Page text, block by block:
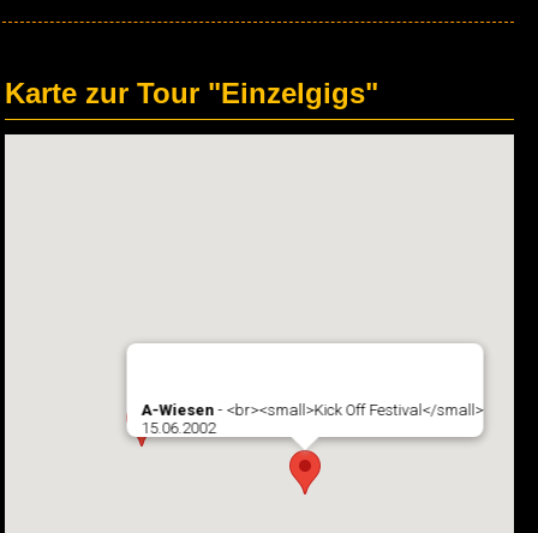
Karte zur Tour "Einzelgigs"
A-Wiesen - <br><small>Kick Off Festival</small>
15.06.2002